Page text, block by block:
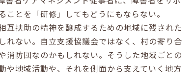
とを「研修」してもどうにもならない。
互扶助の精神を醸成するための地域に残された
れない。自立支援協議会ではなく、村の寄り合
消防団なのかもしれない。そうした地域ごとの
地域活動や、それを側面から支えていく地方